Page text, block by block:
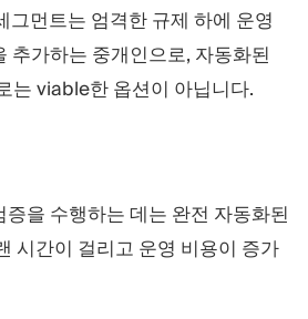
그먼트는 엄격한 규제 하에 운영
추가하는 중개인으로, 자동화된
는 viable한 옵션이 아닙니다.
을 수행하는 데는 완전 자동화된
시간이 걸리고 운영 비용이 증가